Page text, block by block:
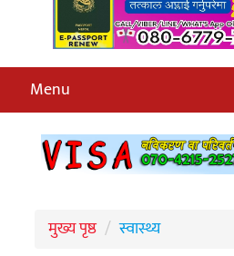
Menu
मुख्य पृष्ठ स्वास्थ्य